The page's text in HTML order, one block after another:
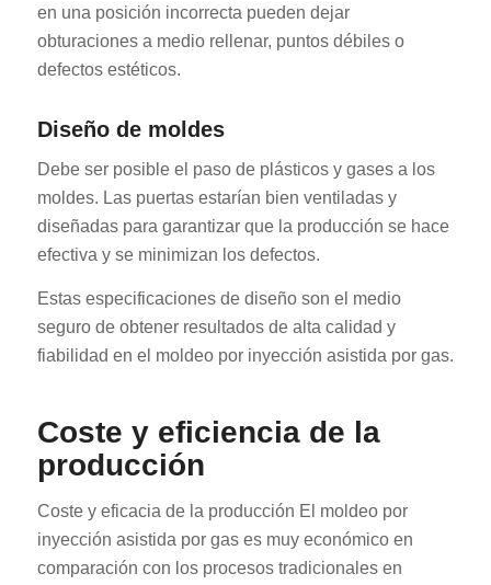
en una posición incorrecta pueden dejar
obturaciones a medio rellenar, puntos débiles o
defectos estéticos.
Diseño de moldes
Debe ser posible el paso de plásticos y gases a los
moldes. Las puertas estarían bien ventiladas y
diseñadas para garantizar que la producción se hace
efectiva y se minimizan los defectos.
Estas especificaciones de diseño son el medio
seguro de obtener resultados de alta calidad y
fiabilidad en el moldeo por inyección asistida por gas.
Coste y eficiencia de la
producción
Coste y eficacia de la producción El moldeo por
inyección asistida por gas es muy económico en
comparación con los procesos tradicionales en